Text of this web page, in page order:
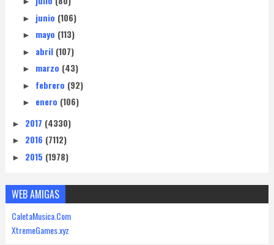
► junio (106)
► mayo (113)
► abril (107)
► marzo (43)
► febrero (92)
► enero (106)
► 2017 (4330)
► 2016 (7112)
► 2015 (1978)
WEB AMIGAS
CaletaMusica.Com
XtremeGames.xyz